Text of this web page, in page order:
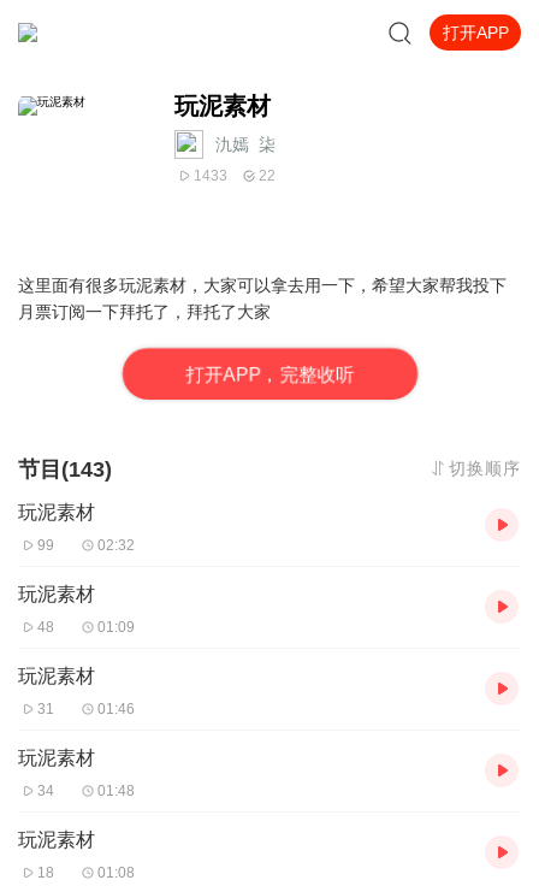
打开APP
玩泥素材
氿嫣_柒
1433 22
这里面有很多玩泥素材，大家可以拿去用一下，希望大家帮我投下
月票订阅一下拜托了，拜托了大家
打开APP，完整收听
节目(143) 切换顺序
玩泥素材
99 02:32
玩泥素材
48 01:09
玩泥素材
31 01:46
玩泥素材
34 01:48
玩泥素材
18 01:08